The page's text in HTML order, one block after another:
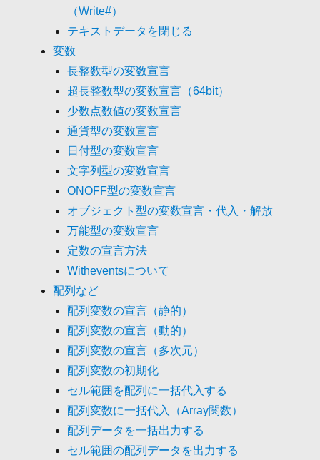
（Write#）
テキストデータを閉じる
変数
長整数型の変数宣言
超長整数型の変数宣言（64bit）
少数点数値の変数宣言
通貨型の変数宣言
日付型の変数宣言
文字列型の変数宣言
ONOFF型の変数宣言
オブジェクト型の変数宣言・代入・解放
万能型の変数宣言
定数の宣言方法
Witheventsについて
配列など
配列変数の宣言（静的）
配列変数の宣言（動的）
配列変数の宣言（多次元）
配列変数の初期化
セル範囲を配列に一括代入する
配列変数に一括代入（Array関数）
配列データを一括出力する
セル範囲の配列データを出力する